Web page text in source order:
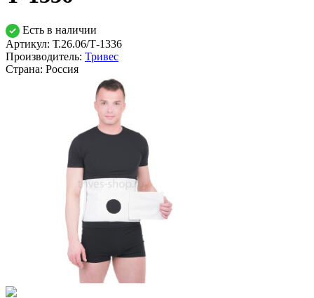
Есть в наличии
Артикул: Т.26.06/Т-1336
Производитель: Тривес
Страна: Россия